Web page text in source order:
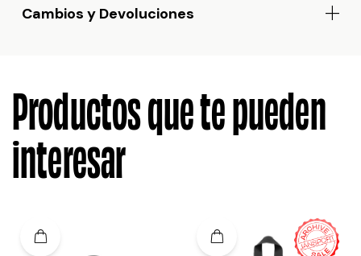
Cambios y Devoluciones
Productos que te pueden
interesar